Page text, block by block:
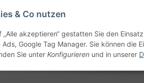
zzgl. Versand , zzgl. Mindermengenzuschlag
& Co nutzen
„Alle akzeptieren“ gestatten Sie den
Ads, Google Tag Manager. Sie können
Sie unter Konfigurieren und in unserer